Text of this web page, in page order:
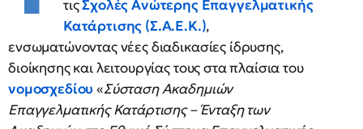
τιςΣχολές Ανώτερης Επαγγελματικής
Κατάρτισης (Σ.Α.Ε.Κ.),
ενσωματώνοντας νέες διαδικασίες ίδρυσης,
διοίκησης και λειτουργίας τους στα πλαίσια του
νομοσχεδίου«Σύσταση Ακαδημιών
Επαγγελματικής Κατάρτισης – Ένταξη των